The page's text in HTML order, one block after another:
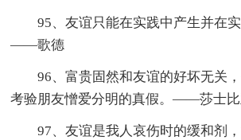
95、友谊只能在实践中产生并在实
——歌德
96、富贵固然和友谊的好坏无关
考验朋友憎爱分明的真假。——莎士比
97、友谊是我人哀伤时的缓和剂